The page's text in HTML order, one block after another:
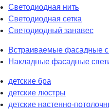
Светодиодная нить
Светодиодная сетка
Светодиодный занавес
Встраиваемые фасадные
Накладные фасадные
детские бра
детские люстры
детские настенно-